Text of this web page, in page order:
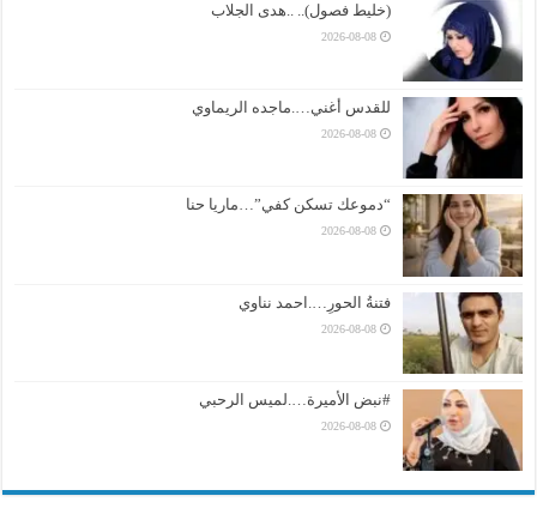
(خليط فصول).. ..هدى الجلاب
2026-08-08
للقدس أغني….ماجده الريماوي
2026-08-08
“دموعك تسكن كفي”…ماريا حنا
2026-08-08
فتنةُ الحورِ….احمد نناوي
2026-08-08
#نبض الأميرة….لميس الرحبي
2026-08-08